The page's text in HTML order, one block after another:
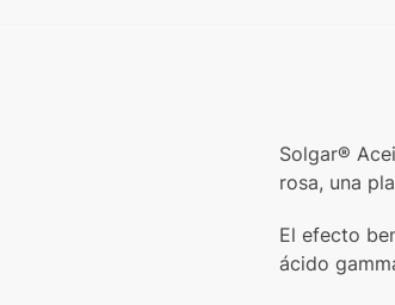
Solgar®
rosa, una
El efecto
ácido